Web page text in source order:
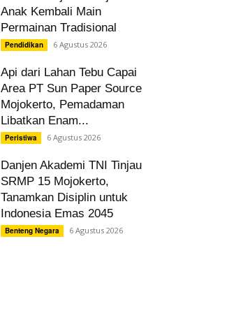
Anak Kembali Main
Permainan Tradisional
Pendidikan 6 Agustus 2026
Api dari Lahan Tebu Capai
Area PT Sun Paper Source
Mojokerto, Pemadaman
Libatkan Enam...
Peristiwa 6 Agustus 2026
Danjen Akademi TNI Tinjau
SRMP 15 Mojokerto,
Tanamkan Disiplin untuk
Indonesia Emas 2045
Benteng Negara 6 Agustus 2026